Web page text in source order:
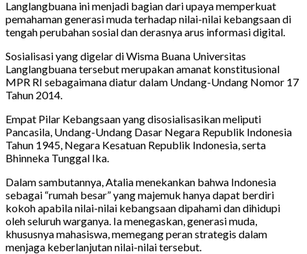
Langlangbuana ini menjadi bagian dari upaya memperkuat
pemahaman generasi muda terhadap nilai-nilai kebangsaan di
tengah perubahan sosial dan derasnya arus informasi digital.
Sosialisasi yang digelar di Wisma Buana Universitas
Langlangbuana tersebut merupakan amanat konstitusional
MPR RI sebagaimana diatur dalam Undang-Undang Nomor 17
Tahun 2014.
Empat Pilar Kebangsaan yang disosialisasikan meliputi
Pancasila, Undang-Undang Dasar Negara Republik Indonesia
Tahun 1945, Negara Kesatuan Republik Indonesia, serta
Bhinneka Tunggal Ika.
Dalam sambutannya, Atalia menekankan bahwa Indonesia
sebagai “rumah besar” yang majemuk hanya dapat berdiri
kokoh apabila nilai-nilai kebangsaan dipahami dan dihidupi
oleh seluruh warganya. Ia menegaskan, generasi muda,
khususnya mahasiswa, memegang peran strategis dalam
menjaga keberlanjutan nilai-nilai tersebut.